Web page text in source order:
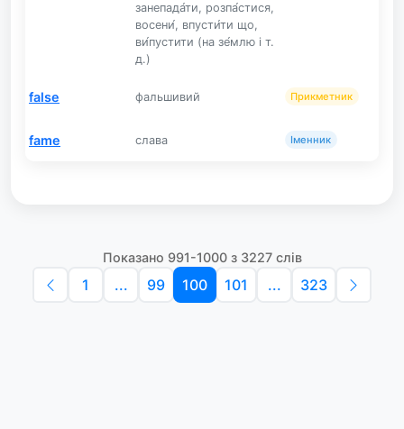
занепада́ти, розпа́стися,
восени́, впусти́ти що,
ви́пустити (на зе́млю і т.
д.)
false фальшивий Прикметник
fame слава Іменник
Показано 991-1000 з 3227 слів
1 ... 99 100 101 ... 323